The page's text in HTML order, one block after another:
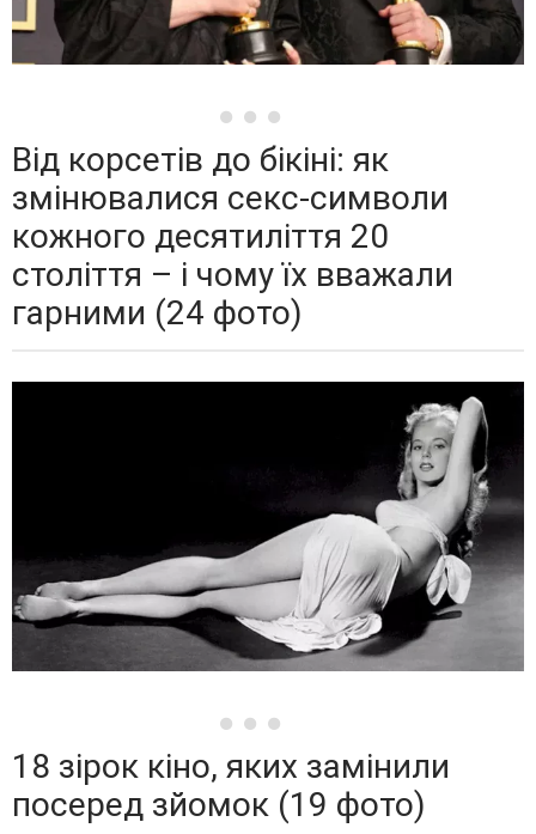
Від корсетів до бікіні: як
змінювалися секс-символи
кожного десятиліття 20
століття – і чому їх вважали
гарними (24 фото)
18 зірок кіно, яких замінили
посеред зйомок (19 фото)